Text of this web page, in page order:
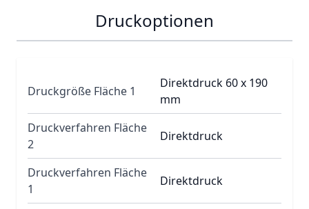
Druckoptionen
Druckgröße Fläche 1
Direktdruck 60 x 190
mm
Druckverfahren Fläche
2
Direktdruck
Druckverfahren Fläche
1
Direktdruck